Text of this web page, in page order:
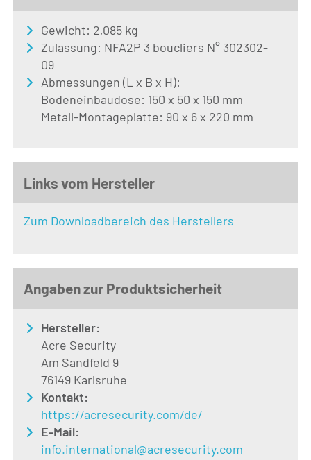
Gewicht: 2,085 kg
Zulassung: NFA2P 3 boucliers N° 302302-
09
Abmessungen (L x B x H):
Bodeneinbaudose: 150 x 50 x 150 mm
Metall-Montageplatte: 90 x 6 x 220 mm
Links vom Hersteller
Zum Downloadbereich des Herstellers
Angaben zur Produktsicherheit
Hersteller:
Acre Security
Am Sandfeld 9
76149 Karlsruhe
Kontakt:
https://acresecurity.com/de/
E-Mail:
info.international@acresecurity.com